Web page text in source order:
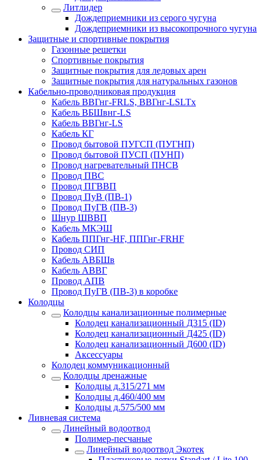
Литлидер
Дождеприемники из серого чугуна
Дождеприемники из высокопрочного чугуна
Защитные и спортивные покрытия
Газонные решетки
Спортивные покрытия
Защитные покрытия для ледовых арен
Защитные покрытия для натуральных газонов
Кабельно-проводниковая продукция
Кабель ВВГнг-FRLS, ВВГнг-LSLTx
Кабель ВБШвнг-LS
Кабель ВВГнг-LS
Кабель КГ
Провод бытовой ПУГСП (ПУГНП)
Провод бытовой ПУСП (ПУНП)
Провод нагревательный ПНСВ
Провод ПВС
Провод ПГВВП
Провод ПуВ (ПВ-1)
Провод ПуГВ (ПВ-3)
Шнур ШВВП
Кабель МКЭШ
Кабель ППГнг-HF, ППГнг-FRHF
Провод СИП
Кабель АВБШв
Кабель АВВГ
Провод АПВ
Провод ПуГВ (ПВ-3) в коробке
Колодцы
Колодцы канализационные полимерные
Колодец канализационный Д315 (ID)
Колодец канализационный Д425 (ID)
Колодец канализационный Д600 (ID)
Аксессуары
Колодец коммуникационный
Колодцы дренажные
Колодцы д.315/271 мм
Колодцы д.460/400 мм
Колодцы д.575/500 мм
Ливневая система
Линейный водоотвод
Полимер-песчаные
Линейный водоотвод Экотек